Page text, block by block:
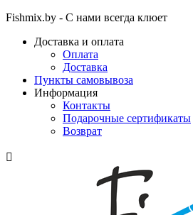
Fishmix.by - С нами всегда клюет
Доставка и оплата
Оплата
Доставка
Пункты самовывоза
Информация
Контакты
Подарочные сертификаты
Возврат
